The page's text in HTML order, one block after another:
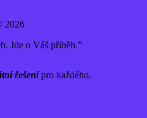
2026
Jde o Váš příběh.”
řešenípro každého.